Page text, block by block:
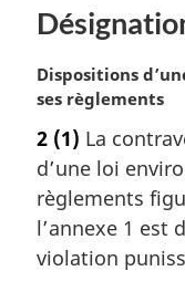
r
e
c
e
d
e
l
a
n
o
é
r
e
n
c
e
d
e
l
a
n
g
i
n
e
:
N
o
e
m
a
r
i
Dispositions
ses règlements
2 (1) La
d’une loi
règlements
l’annexe 1 est
violation